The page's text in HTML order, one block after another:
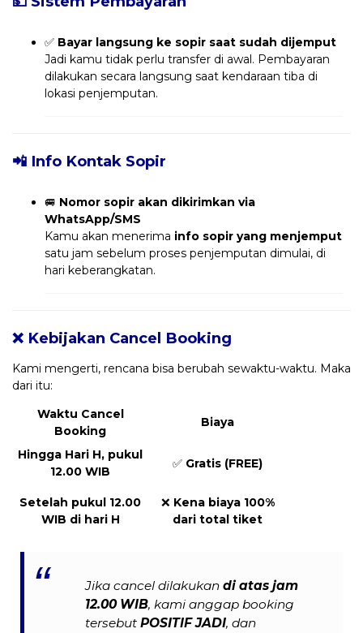
✅ Bayar langsung ke sopir saat sudah dijemput
Jadi kamu tidak perlu transfer di awal. Pembayaran
dilakukan secara langsung saat kendaraan tiba di
lokasi penjemputan.
📲 Info Kontak Sopir
🚐 Nomor sopir akan dikirimkan via
WhatsApp/SMS
Kamu akan menerima info sopir yang menjemput
satu jam sebelum proses penjemputan dimulai, di
hari keberangkatan.
❌ Kebijakan Cancel Booking
Kami mengerti, rencana bisa berubah sewaktu-waktu. Maka
dari itu:
Waktu Cancel
Booking
Biaya
Hingga Hari H, pukul
12.00 WIB
✅ Gratis (FREE)
Setelah pukul 12.00
WIB di hari H
❌ Kena biaya 100%
dari total tiket
Jika cancel dilakukandi atas jam
12.00 WIB, kami anggap booking
tersebutPOSITIF JADI, dan